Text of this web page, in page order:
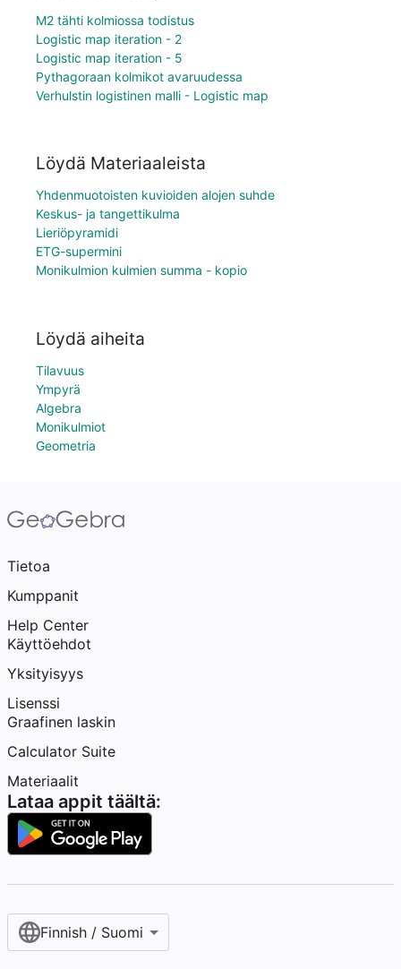
M2 tähti kolmiossa todistus
Logistic map iteration - 2
Logistic map iteration - 5
Pythagoraan kolmikot avaruudessa
Verhulstin logistinen malli - Logistic map
Löydä Materiaaleista
Yhdenmuotoisten kuvioiden alojen suhde
Keskus- ja tangettikulma
Lieriöpyramidi
ETG-supermini
Monikulmion kulmien summa - kopio
Löydä aiheita
Tilavuus
Ympyrä
Algebra
Monikulmiot
Geometria
Tietoa
Kumppanit
Help Center
Käyttöehdot
Yksityisyys
Lisenssi
Graafinen laskin
Calculator Suite
Materiaalit
Lataa appit täältä:
Finnish / Suomi‎